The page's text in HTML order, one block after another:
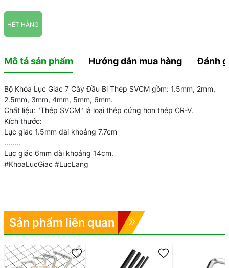
HẾT HÀNG
Mô tả sản phẩm Hướng dẫn mua hàng Đánh
Bộ Khóa Lục Giác 7 Cây Đầu Bi Thép SVCM gồm: 1.5mm, 2mm,
2.5mm, 3mm, 4mm, 5mm, 6mm.
Chất liệu: "Thép SVCM" là loại thép cứng hơn thép CR-V.
Kích thước:
Lục giác 1.5mm dài khoảng 7.7cm
........
Lục giác 6mm dài khoảng 14cm.
#KhoaLucGiac #LucLang
Sản phẩm liên quan